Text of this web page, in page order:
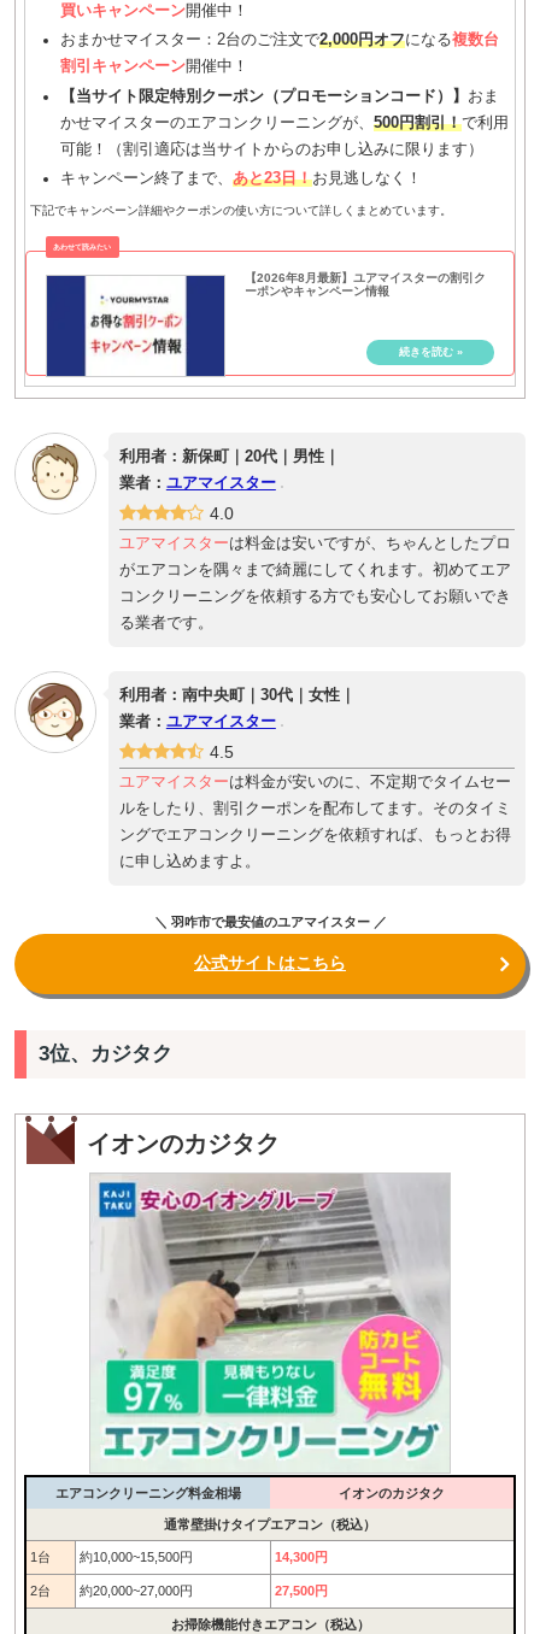
買いキャンペーン開催中！
おまかせマイスター：2台のご注文で2,000円オフになる複数台
割引キャンペーン開催中！
【当サイト限定特別クーポン（プロモーションコード）】
おま
かせマイスターのエアコンクリーニングが、 500円割引！で利用
可能！（割引適応は当サイトからのお申し込みに限ります）
キャンペーン終了まで、 あと23日！お見逃しなく！
下記でキャンペーン詳細やクーポンの使い方について詳しくまとめています。
【2026年8月最新】ユアマイスターの割引ク
ーポンやキャンペーン情報
利用者：新保町｜20代｜男性｜
業者： ユアマイスター
4.0
ユアマイスターは料金は安いですが、ちゃんとしたプロ
がエアコンを隅々まで綺麗にしてくれます。初めてエア
コンクリーニングを依頼する方でも安心してお願いでき
る業者です。
利用者：南中央町｜30代｜女性｜
業者： ユアマイスター
4.5
ユアマイスターは料金が安いのに、不定期でタイムセー
ルをしたり、割引クーポンを配布してます。そのタイミ
ングでエアコンクリーニングを依頼すれば、もっとお得
に申し込めますよ。
＼ 羽咋市で最安値のユアマイスター ／
公式サイトはこちら
3位、カジタク
イオンのカジタク
エアコンクリーニング料金相場 イオンのカジタク
通常壁掛けタイプエアコン（税込）
1台 約10,000~15,500円 14,300円
2台 約20,000~27,000円 27,500円
お掃除機能付きエアコン（税込）